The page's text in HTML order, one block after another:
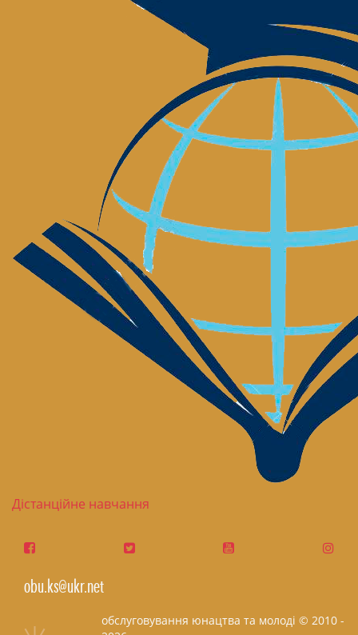
Дістанційне навчання
obu.ks@ukr.net
обслуговування юнацтва та молоді © 2010 -